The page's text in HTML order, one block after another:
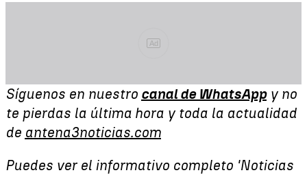
Ad
Síguenos en nuestro canal de WhatsAppy no
te pierdas la última hora y toda la actualidad
de antena3noticias.com
Puedes ver el informativo completo 'Noticias